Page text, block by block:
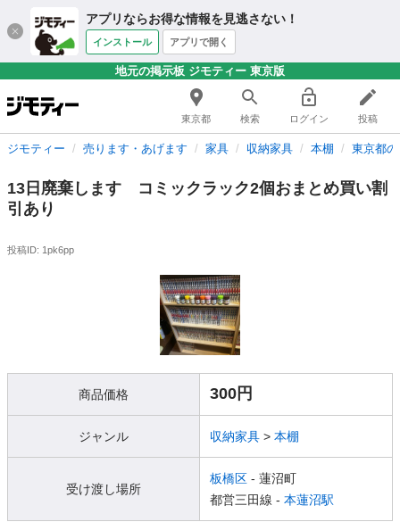
アプリならお得な情報を見逃さない！
インストール アプリで開く
地元の掲示板 ジモティー 東京版
東京都 検索 ログイン 投稿
ジモティー 売ります・あげます 家具 収納家具 本棚 東京都
13日廃棄します コミックラック2個おまとめ買い割
引あり
投稿ID: 1pk6pp
商品価格 300円
ジャンル 収納家具 > 本棚
受け渡し場所
板橋区 - 蓮沼町
都営三田線 - 本蓮沼駅